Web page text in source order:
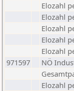
Elozahl
Elozahl
Elozahl
Elozahl
Elozahl
971597
NÖ
Elozahl